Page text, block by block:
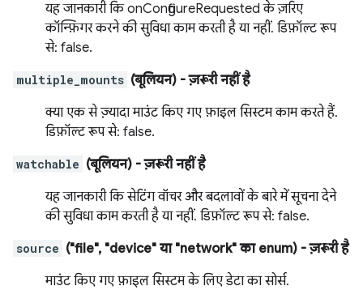
यह जानकारी कि onConfigureRequested के ज़रिए
कॉन्फ़िगर करने की सुविधा काम करती है या नहीं. डिफ़ॉल्ट रूप
से: false.
multiple_mounts (बूलियन) - ज़रूरी नहीं है
क्या एक से ज़्यादा माउंट किए गए फ़ाइल सिस्टम काम करते हैं.
डिफ़ॉल्ट रूप से: false.
watchable (बूलियन) - ज़रूरी नहीं है
यह जानकारी कि सेटिंग वॉचर और बदलावों के बारे में सूचना देने
की सुविधा काम करती है या नहीं. डिफ़ॉल्ट रूप से: false.
source ("file", "device" या "network" का enum) - ज़रूरी है
माउंट किए गए फ़ाइल सिस्टम के लिए डेटा का सोर्स.